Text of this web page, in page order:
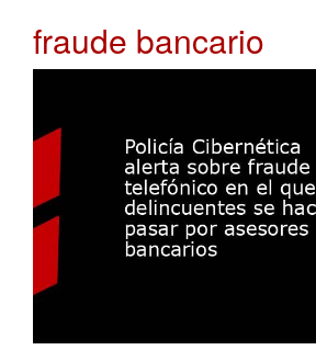
fraude bancario